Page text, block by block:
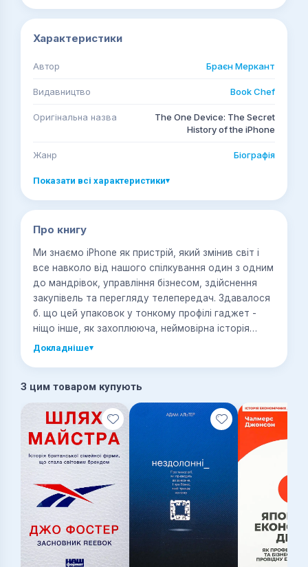
Характеристики
Автор Браєн Меркант
Видавництво Book Chef
Оригінальна назва
The One Device: The Secret
History of the iPhone
Жанр Біографія
Показати всі характеристики▾
Про книгу
Ми знаємо iPhone як пристрій, який змінив світ і
все навколо від нашого спілкування один з одним
до мандрівок, управління бізнесом, здійснення
закупівель та перегляду телепередач. Здавалося
б. що цей упаковок у тонкому профілі гаджет -
ніщо інше, як захоплююча, неймовірна історія
наукових, технологічних та ділових відкриттів.
iPhone, що поєднав у собі телефон,
медіапрогравач та інтернет-комунікатор.
Докладніше▾
З цим товаром купують